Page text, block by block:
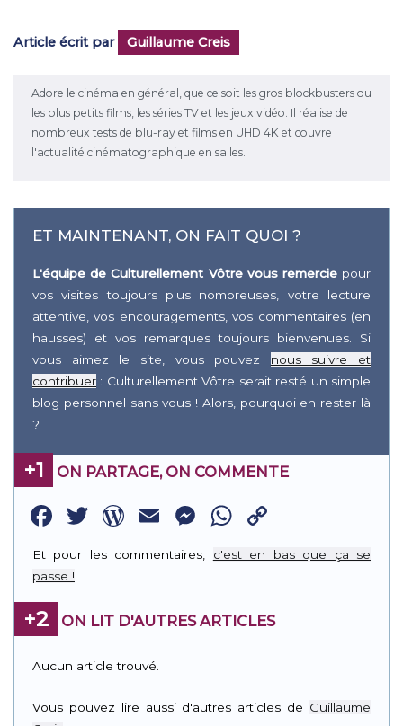
Article écrit par Guillaume Creis
Adore le cinéma en général, que ce soit les gros blockbusters ou
les plus petits films, les séries TV et les jeux vidéo. Il réalise de
nombreux tests de blu-ray et films en UHD 4K et couvre
l'actualité cinématographique en salles.
ET MAINTENANT, ON FAIT QUOI ?
L'équipe de Culturellement Vôtre vous remerciepour
vos visites toujours plus nombreuses, votre lecture
attentive, vos encouragements, vos commentaires (en
hausses) et vos remarques toujours bienvenues. Si
vous aimez le site, vous pouvez nous suivre et
contribuer : Culturellement Vôtre serait resté un simple
blog personnel sans vous ! Alors, pourquoi en rester là
?
+1 ON PARTAGE, ON COMMENTE
Facebook
Twitter
WordPress
EmailMessenger
WhatsApp
Link
Et pour les commentaires, c'est en bas que ça se
passe !
+2 ON LIT D'AUTRES ARTICLES
Aucun article trouvé.
Vous pouvez lire aussi d'autres articles de Guillaume